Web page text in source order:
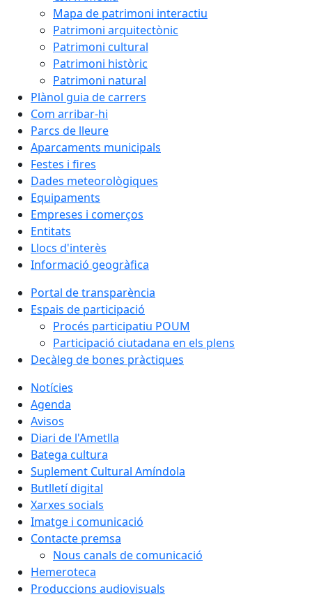
Mapa de patrimoni interactiu
Patrimoni arquitectònic
Patrimoni cultural
Patrimoni històric
Patrimoni natural
Plànol guia de carrers
Com arribar-hi
Parcs de lleure
Aparcaments municipals
Festes i fires
Dades meteorològiques
Equipaments
Empreses i comerços
Entitats
Llocs d'interès
Informació geogràfica
Portal de transparència
Espais de participació
Procés participatiu POUM
Participació ciutadana en els plens
Decàleg de bones pràctiques
Notícies
Agenda
Avisos
Diari de l'Ametlla
Batega cultura
Suplement Cultural Amíndola
Butlletí digital
Xarxes socials
Imatge i comunicació
Contacte premsa
Nous canals de comunicació
Hemeroteca
Produccions audiovisuals